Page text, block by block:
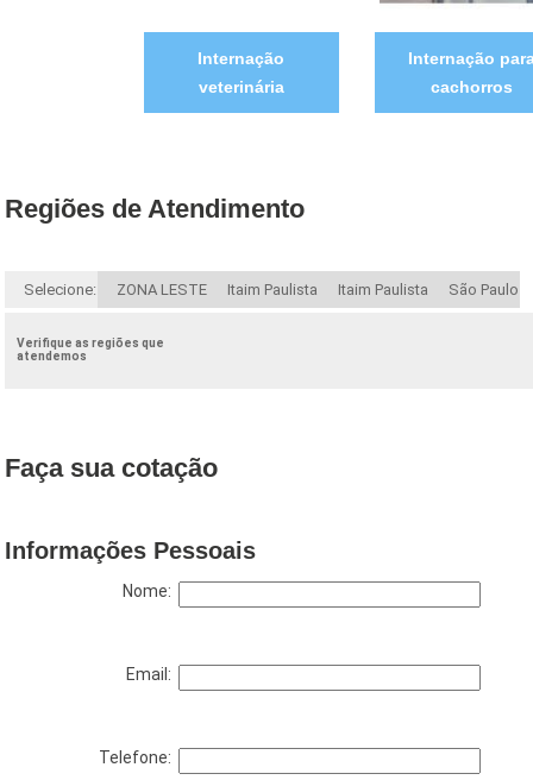
Internação
veterinária
Internação
cachorros
Regiões de Atendimento
Selecione: ZONA LESTE Itaim Paulista Itaim Paulista São Paulo
Verifique as regiões que
atendemos
Faça sua cotação
Informações Pessoais
Nome:
Email:
Telefone: